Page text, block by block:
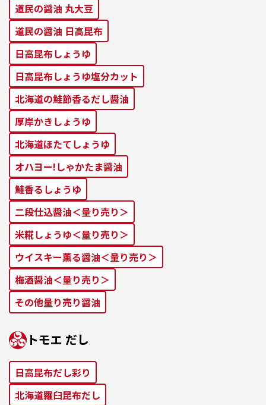
道⺠の醤油 丸⼤⾖
道⺠の醤油 ⽇⾼昆布
⽇⾼昆布しょうゆ
⽇⾼昆布しょうゆ塩分カット
北海道の鮭節⾹るだし醤油
厚岸かきしょうゆ
北海道ほたてしょうゆ
オハヨー!しゃかたま醤油
鮭⾹るしょうゆ
二段仕込醤油＜量り売り＞
米糀しょうゆ＜量り売り＞
ウイスキー薫る醤油＜量り売り＞
梅酒醤油＜量り売り＞
その他量り売り醤油
トモエ だし
⽇⾼昆布だし彩り
北海道羅⾅昆布だし